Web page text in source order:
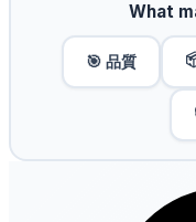
What
🎯 品質